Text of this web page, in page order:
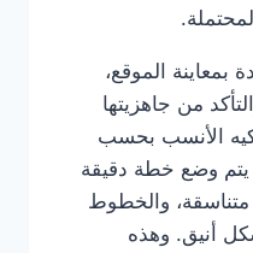
بمعاينة الموقع،
من جاهزيتها
الأنسب بحسب
يتم وضع خطة دقيقة
متناسقة، والخطوط
أنيق. وهذه